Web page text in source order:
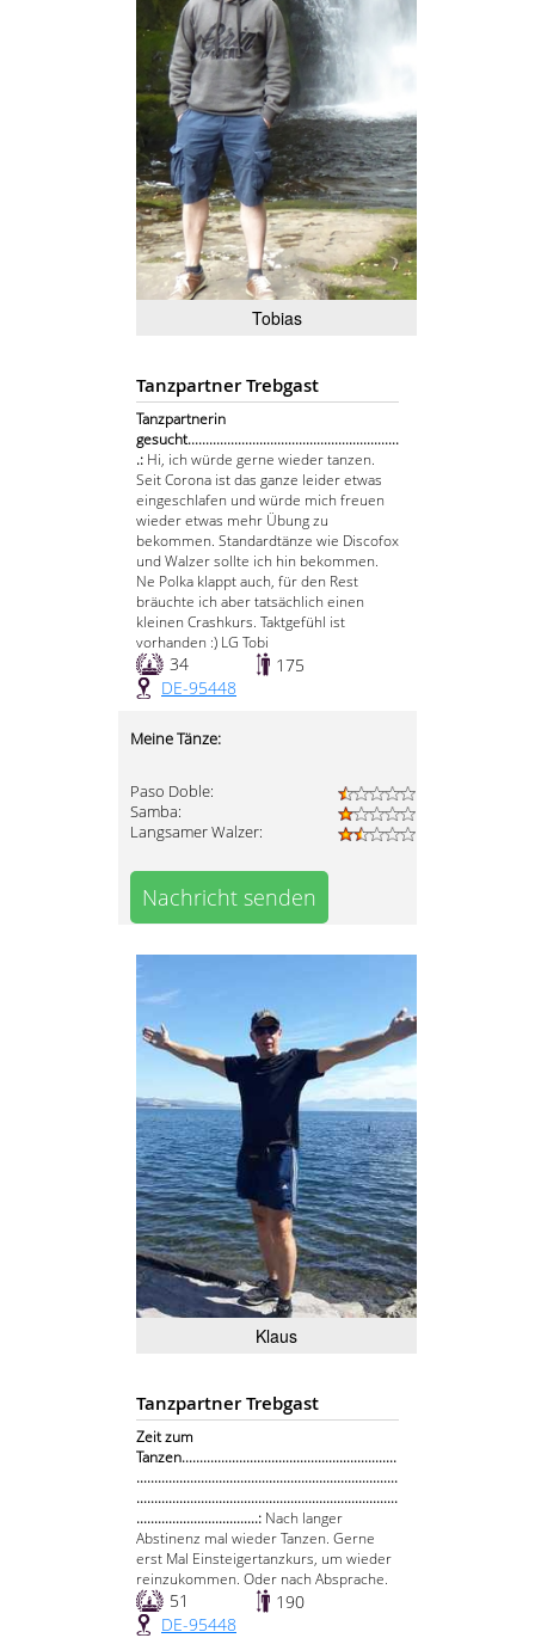
Tobias
Tanzpartner Trebgast
Tanzpartnerin
gesucht...........................................................
.: Hi, ich würde gerne wieder tanzen.
Seit Corona ist das ganze leider etwas
eingeschlafen und würde mich freuen
wieder etwas mehr Übung zu
bekommen. Standardtänze wie Discofox
und Walzer sollte ich hin bekommen.
Ne Polka klappt auch, für den Rest
bräuchte ich aber tatsächlich einen
kleinen Crashkurs. Taktgefühl ist
vorhanden :) LG Tobi
34
175
DE-95448
Meine Tänze:
Paso Doble:
Samba:
Langsamer Walzer:
Nachricht senden
Klaus
Tanzpartner Trebgast
Zeit zum
Tanzen............................................................
.........................................................................
.........................................................................
..................................: Nach langer
Abstinenz mal wieder Tanzen. Gerne
erst Mal Einsteigertanzkurs, um wieder
reinzukommen. Oder nach Absprache.
51
190
DE-95448